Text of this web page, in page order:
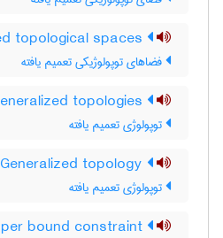
فضاهای توپولوژیکی تعمیم یافته
توپولوژی تعمیم یافته
توپولوژی تعمیم یافته